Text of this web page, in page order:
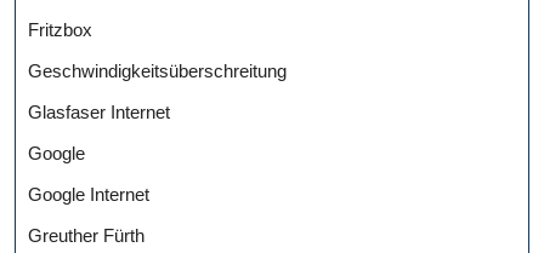
Fritzbox
Geschwindigkeitsüberschreitung
Glasfaser Internet
Google
Google Internet
Greuther Fürth